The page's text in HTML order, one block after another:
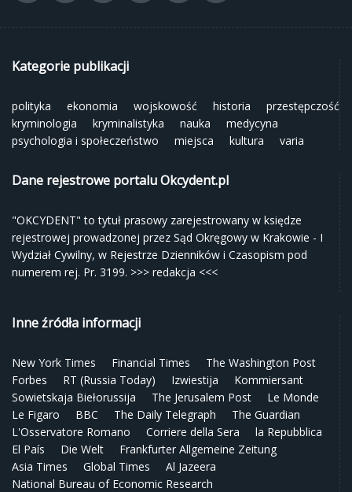
Kategorie publikacji
polityka ekonomia wojskowość historia
przestępczość
kryminologia
kryminalistyka nauka
medycyna
psychologia i społeczeństwo
miejsca kultura varia
Dane rejestrowe portalu Okcydent.pl
"OKCYDENT" to tytuł prasowy zarejestrowany w księdze
rejestrowej prowadzonej przez Sąd Okręgowy w Krakowie - I
Wydział Cywilny, w Rejestrze Dzienników i Czasopism pod
numerem rej. Pr. 3199. >>> redakcja <<<
Inne źródła informacji
New York Times Financial Times
The Washington Post
Forbes
RT (Russia Today) Izwiestija
Kommiersant
Sowietskaja Biełorussija
The Jerusalem Post
Le Monde
Le Figaro
BBC The Daily Telegraph
The Guardian
L'Osservatore Romano
Corriere della Sera
la Repubblica
El País
Die Welt
Frankfurter Allgemeine Zeitung
Asia Times
Global Times
Al Jazeera
National Bureau of Economic Research